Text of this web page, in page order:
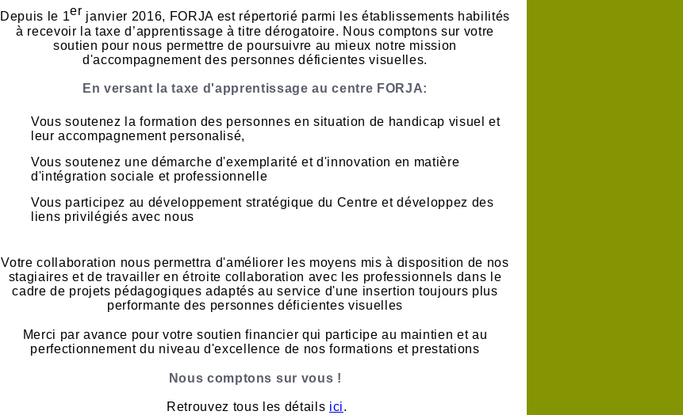
Depuis le 1er janvier 2016, FORJA est répertorié parmi les établissements habilités
à recevoir la taxe d’apprentissage à titre dérogatoire. Nous comptons sur votre
soutien pour nous permettre de poursuivre au mieux notre mission
d'accompagnement des personnes déficientes visuelles.
En versant la taxe d'apprentissage au centre FORJA:
Vous soutenez la formation des personnes en situation de handicap visuel et
leur accompagnement personalisé,
Vous soutenez une démarche d'exemplarité et d'innovation en matière
d'intégration sociale et professionnelle
Vous participez au développement stratégique du Centre et développez des
liens privilégiés avec nous
Votre collaboration nous permettra d'améliorer les moyens mis à disposition de nos
stagiaires et de travailler en étroite collaboration avec les professionnels dans le
cadre de projets pédagogiques adaptés au service d'une insertion toujours plus
performante des personnes déficientes visuelles
Merci par avance pour votre soutien financier qui participe au maintien et au
perfectionnement du niveau d'excellence de nos formations et prestations
Nous comptons sur vous !
Retrouvez tous les détails ici.